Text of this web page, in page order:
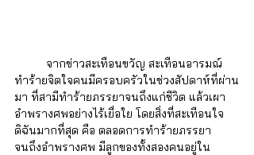
ทำร้ายจิตใจคนมีครอบครัวในช่วงสัปดาห์ที่ผ่าน
มา ที่สามีทำร้ายภรรยาจนถึงแก่ชีวิต แล้วเผา
อำพรางศพอย่างไร้เยื่อใย โดยสิ่งที่สะเทือนใจ
ดิฉันมากที่สุด คือ ตลอดการทำร้ายภรรยา
จนถึงอำพรางศพ มีลูกของทั้งสองคนอยู่ใน